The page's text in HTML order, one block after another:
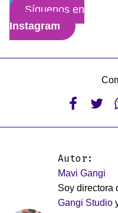
Síguenos en
Instagram
 
Autor:
Mavi Gangi
Soy directora
Gangi Studio